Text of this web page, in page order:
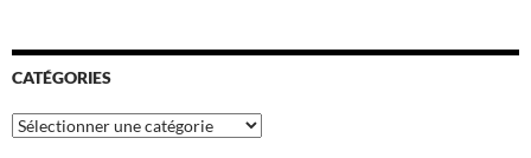
CATÉGORIES
Catégories